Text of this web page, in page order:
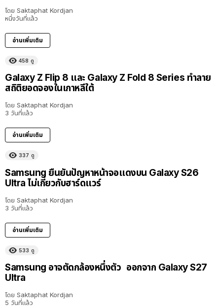
โดย Saktaphat Kordjan
หนึ่งวันที่แล้ว
อ่านเพิ่มเติม
458 ดู
Galaxy Z Flip 8 และ Galaxy Z Fold 8 Series ทำลาย
สถิติยอดจองในเกาหลีใต้
โดย Saktaphat Kordjan
3 วันที่แล้ว
อ่านเพิ่มเติม
337 ดู
Samsung ยืนยันปัญหาหน้าจอแดงบน Galaxy S26
Ultra ไม่เกี่ยวกับฮาร์ดแวร์
โดย Saktaphat Kordjan
3 วันที่แล้ว
อ่านเพิ่มเติม
533 ดู
Samsung อาจตัดกล้องหนึ่งตัว ออกจาก Galaxy S27
Ultra
โดย Saktaphat Kordjan
5 วันที่แล้ว